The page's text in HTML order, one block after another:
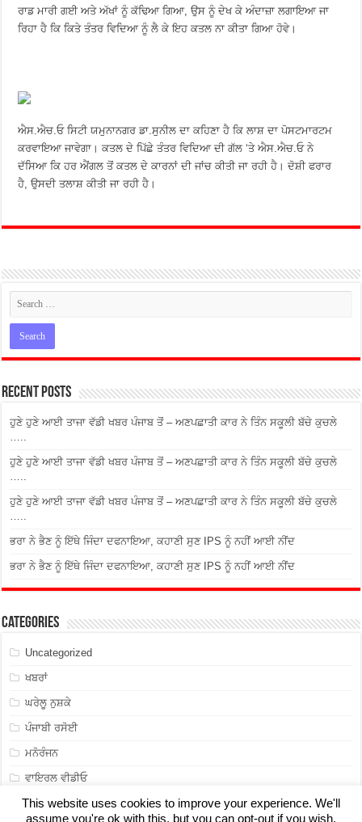
ਰਾਡ ਮਾਰੀ ਗਈ ਅਤੇ ਅੱਖਾਂ ਨੂੰ ਕੱਢਿਆ ਗਿਆ, ਉਸ ਨੂੰ ਦੇਖ ਕੇ ਅੰਦਾਜ਼ਾ ਲਗਾਇਆ ਜਾ
ਰਿਹਾ ਹੈ ਕਿ ਕਿਤੇ ਤੰਤਰ ਵਿਦਿਆ ਨੂੰ ਲੈ ਕੇ ਇਹ ਕਤਲ ਨਾ ਕੀਤਾ ਗਿਆ ਹੋਵੇ।
ਐਸ.ਐਚ.ਓ ਸਿਟੀ ਯਮੁਨਾਨਗਰ ਡਾ.ਸੁਨੀਲ ਦਾ ਕਹਿਣਾ ਹੈ ਕਿ ਲਾਸ਼ ਦਾ ਪੋਸਟਮਾਰਟਮ
ਕਰਵਾਇਆ ਜਾਵੇਗਾ। ਕਤਲ ਦੇ ਪਿੱਛੇ ਤੰਤਰ ਵਿਦਿਆ ਦੀ ਗੱਲ ‘ਤੇ ਐਸ.ਐਚ.ਓ ਨੇ
ਦੱਸਿਆ ਕਿ ਹਰ ਐਂਗਲ ਤੋਂ ਕਤਲ ਦੇ ਕਾਰਨਾਂ ਦੀ ਜਾਂਚ ਕੀਤੀ ਜਾ ਰਹੀ ਹੈ। ਦੋਸ਼ੀ ਫਰਾਰ
ਹੈ, ਉਸਦੀ ਤਲਾਸ਼ ਕੀਤੀ ਜਾ ਰਹੀ ਹੈ।
Recent Posts
ਹੁਣੇ ਹੁਣੇ ਆਈ ਤਾਜਾ ਵੱਡੀ ਖਬਰ ਪੰਜਾਬ ਤੋਂ – ਅਣਪਛਾਤੀ ਕਾਰ ਨੇ ਤਿੰਨ ਸਕੂਲੀ ਬੱਚੇ ਕੁਚਲੇ
…..
ਹੁਣੇ ਹੁਣੇ ਆਈ ਤਾਜਾ ਵੱਡੀ ਖਬਰ ਪੰਜਾਬ ਤੋਂ – ਅਣਪਛਾਤੀ ਕਾਰ ਨੇ ਤਿੰਨ ਸਕੂਲੀ ਬੱਚੇ ਕੁਚਲੇ
…..
ਹੁਣੇ ਹੁਣੇ ਆਈ ਤਾਜਾ ਵੱਡੀ ਖਬਰ ਪੰਜਾਬ ਤੋਂ – ਅਣਪਛਾਤੀ ਕਾਰ ਨੇ ਤਿੰਨ ਸਕੂਲੀ ਬੱਚੇ ਕੁਚਲੇ
…..
ਭਰਾ ਨੇ ਭੈਣ ਨੂੰ ਇੱਥੇ ਜਿੰਦਾ ਦਫਨਾਇਆ, ਕਹਾਣੀ ਸੁਣ IPS ਨੂੰ ਨਹੀਂ ਆਈ ਨੀਂਦ
ਭਰਾ ਨੇ ਭੈਣ ਨੂੰ ਇੱਥੇ ਜਿੰਦਾ ਦਫਨਾਇਆ, ਕਹਾਣੀ ਸੁਣ IPS ਨੂੰ ਨਹੀਂ ਆਈ ਨੀਂਦ
Categories
Uncategorized
ਖਬਰਾਂ
ਘਰੇਲੂ ਨੁਸ਼ਕੇ
ਪੰਜਾਬੀ ਰਸੋਈ
ਮਨੋਰੰਜਨ
ਵਾਇਰਲ ਵੀਡੀਓ
This website uses cookies to improve your experience. We'll
assume you're ok with this, but you can opt-out if you wish.